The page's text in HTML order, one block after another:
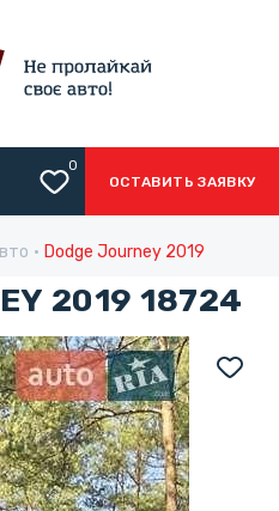
0
ОСТАВИТЬ ЗАЯВКУ
Dodge Journey 2019
2019 18724